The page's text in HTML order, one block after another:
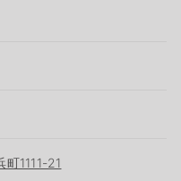
1111-21